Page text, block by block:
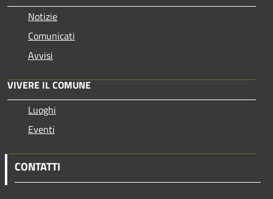
Notizie
Comunicati
Avvisi
VIVERE IL COMUNE
Luoghi
Eventi
CONTATTI